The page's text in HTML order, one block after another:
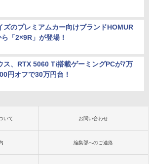
ズのプレミアムカー向けブランドHOMUR
「2×9R」が登場！
ス、RTX 5060 Ti搭載ゲーミングPCが7万
円オフで30万円台！
いて お問い合わせ
編集部へのご連絡